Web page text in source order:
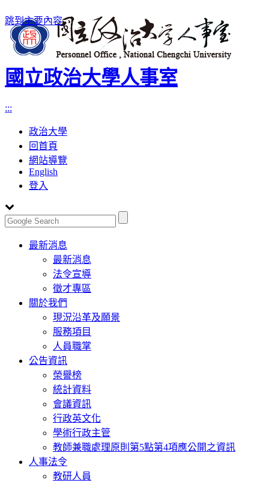
跳到主要內容
國立政治大學人事室
:::
政治大學
回首頁
網站導覽
English
登入
Toggle
navigation
最新消息
最新消息
法令宣導
徵才專區
關於我們
現況沿革及願景
服務項目
人員職掌
公告資訊
榮譽榜
統計資料
會議資訊
行政英文化
學術行政主管
教師兼職處理原則第5點第4項應公開之資訊
人事法令
教研人員